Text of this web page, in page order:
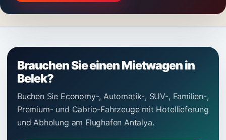
Brauchen Sie einen Mietwagen in
Belek?
Buchen Sie Economy-, Automatik-, SUV-, Familien-,
Premium- und Cabrio-Fahrzeuge mit Hotellieferung
und Abholung am Flughafen Antalya.